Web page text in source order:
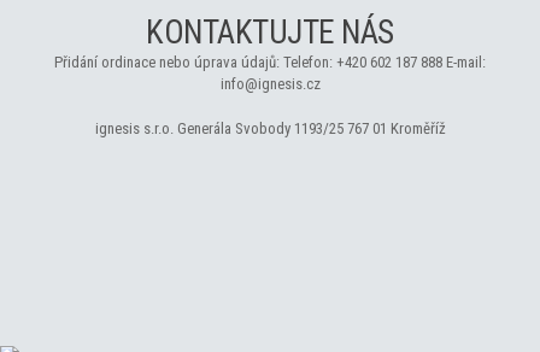
KONTAKTUJTE NÁS
Přidání ordinace nebo úprava údajů: Telefon: +420 602 187 888 E-mail:
info@ignesis.cz
ignesis s.r.o.Generála Svobody 1193/25767 01 Kroměříž